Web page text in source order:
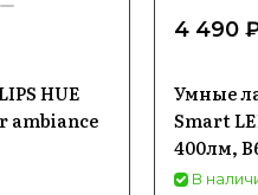
HUE
ambiance
4 490
Умные
Smart
400лм,
В